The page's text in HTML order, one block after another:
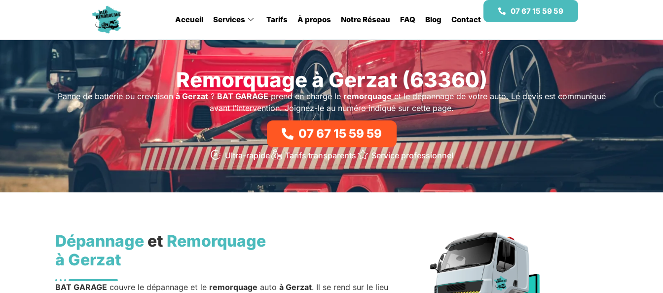
Accueil Services Tarifs À propos Notre Réseau FAQ Blog Contact
07 67 15 59 59
Remorquage à Gerzat (63360)
Panne de batterie ou crevaisonà Gerzat?BAT GARAGEprend en charge leremorquageet le dépannage de votre auto. Le devis est communiqué
avant l’intervention. Joignez-le au numéro indiqué sur cette page.
07 67 15 59 59
Ultra-rapide Tarifs transparents Service professionnel
Dépannage et Remorquage
à Gerzat
BAT GARAGE couvre le dépannage et le remorquage auto à Gerzat. Il se rend sur le lieu